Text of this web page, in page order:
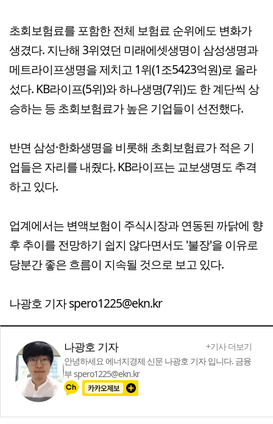
초회보험료를 포함한 전체 보험료 순위에도 변화가
생겼다. 지난해 3위였던 미래에셋생명이 삼성생명과
메트라이프생명을 제치고 1위(1조5423억원)로 올라
섰다. KB라이프(5위)와 하나생명(7위)도 한 계단씩 상
승하는 등 초회보험료가 높은 기업들이 선전했다.
반면 삼성·한화생명을 비롯해 초회보험료가 적은 기
업들은 자리를 내줬다. KB라이프는 교보생명도 추격
하고 있다.
업계에서는 변액보험이 주식시장과 연동된 까닭에 향
후 추이를 전망하기 쉽지 않다면서도 '불장'을 이유로
당분간 좋은 흐름이 지속될 것으로 보고 있다.
나광호 기자 spero1225@ekn.kr
나광호 기자
+기사 더보기
안녕하세요 에너지경제 신문 나광호 기자 입니다. 금융
부 spero1225@ekn.kr